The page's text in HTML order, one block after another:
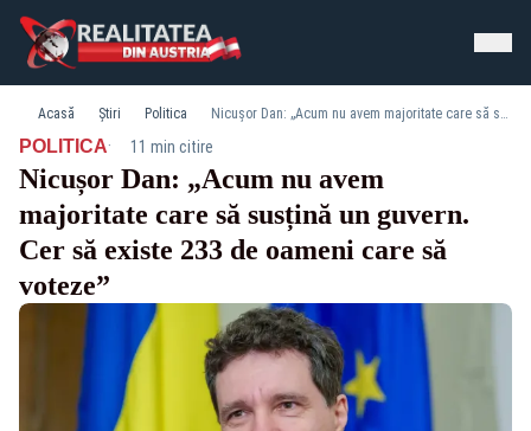
Acasă Știri Politica Nicușor Dan: „Acum nu avem majoritate care să susțină un guvern. Cer să existe 233 de oameni care să voteze”
POLITICA· 11 min citire
Nicușor Dan: „Acum nu avem
majoritate care să susțină un guvern.
Cer să existe 233 de oameni care să
voteze”